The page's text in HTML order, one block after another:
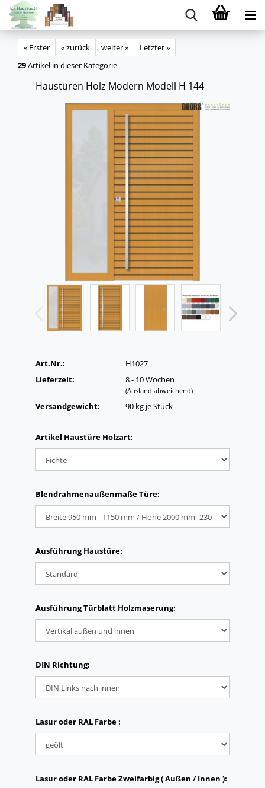
« Erster « zurück weiter »
Letzter »
29Artikel in dieser Kategorie
Haus­tü­ren Holz Mo­dern Mo­dell H 144
Art.Nr.:
H1027
Lieferzeit:
8 - 10 Wochen
(Ausland abweichend)
Versandgewicht: 90kg je Stück
Artikel Haustüre Holzart:
Blendrahmenaußenmaße Türe:
Ausführung Haustüre:
Ausführung Türblatt Holzmaserung:
DIN Richtung:
Lasur oder RAL Farbe :
Lasur oder RAL Farbe Zweifarbig ( Außen / Innen ):